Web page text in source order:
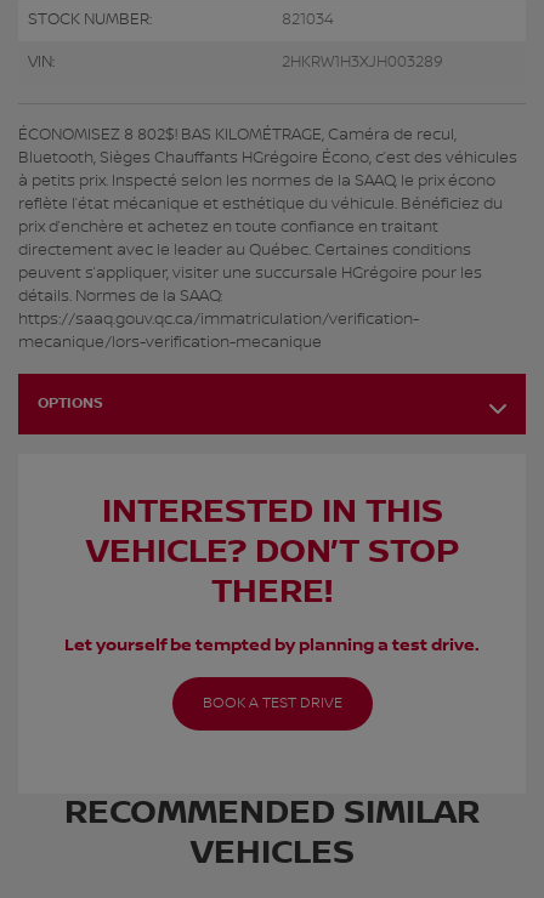
STOCK NUMBER: 821034
VIN: 2HKRW1H3XJH003289
ÉCONOMISEZ 8 802$! BAS KILOMÉTRAGE, Caméra de recul,
Bluetooth, Sièges Chauffants HGrégoire Écono, c’est des véhicules
à petits prix. Inspecté selon les normes de la SAAQ, le prix écono
reflète l’état mécanique et esthétique du véhicule. Bénéficiez du
prix d’enchère et achetez en toute confiance en traitant
directement avec le leader au Québec. Certaines conditions
peuvent s’appliquer, visiter une succursale HGrégoire pour les
détails. Normes de la SAAQ:
https://saaq.gouv.qc.ca/immatriculation/verification-
mecanique/lors-verification-mecanique
OPTIONS
INTERESTED IN THIS
VEHICLE? DON’T STOP
THERE!
Let yourself be tempted by planning a test drive.
BOOK A TEST DRIVE
RECOMMENDED SIMILAR
VEHICLES